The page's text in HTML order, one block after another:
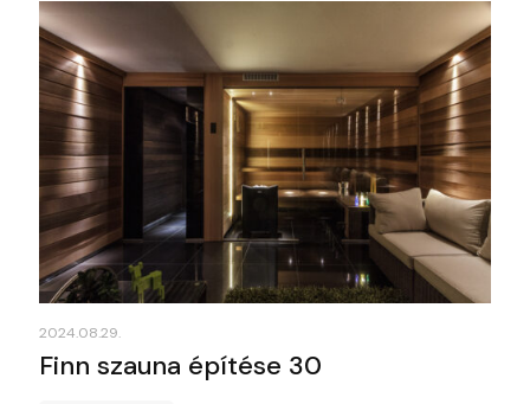
2024.08.29.
Finn szauna építése 30